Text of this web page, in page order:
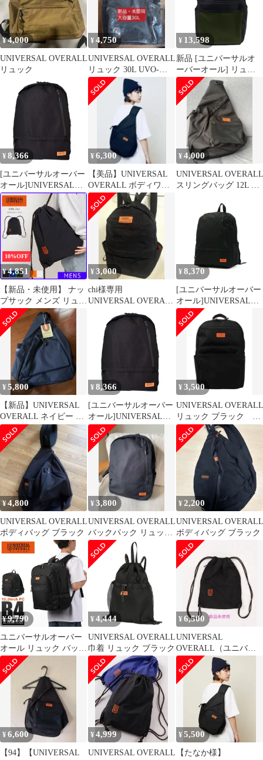
¥4,000
UNIVERSAL OVERALL
リュック
¥4,750
UNIVERSAL OVERALL
リュック 30L UVO-
092B
¥ 13,598
新品 [ユニバーサルオ
ーバーオール] リュッ
ク 30L 大容量・カラビ
ナフック付き UVO-
092B BLACK KHAKI
¥ 8,366
[ユニバーサルオーバー
オール]UNIVERSAL
OVERALL 11ポケット
リュック リュック 15L
VVUVO-003A Black
¥6,300
【美品】UNIVERSAL
OVERALL ボディワラ
バッグ y2k ブラック
¥4,000
UNIVERSAL OVERALL
スリングバッグ 12L ブ
10%OFF
¥4,851
【新品・未使用】 ナッ
プサック メンズ リュッ
ク おしゃれ 高校生 軽
量 ナップザック 通学
きれいめ A4 大人 かわ
いい 巾着 軽量 シンプ
ル 流行り 紐 無地 鞄 ポ
ケット カジュアル 鞄
バッグ ユニバーサルオ
ーバーオール ブラック
黒 UVO-245
¥3,000
chi様専用
UNIVERSAL OVERALL
バックパック ブラック
¥ 8,370
[ユニバーサルオーバー
オール]UNIVERSAL
OVERALL 11ポケット
リュック リュック 15L
VVUVO-003A Black
¥5,800
【新品】UNIVERSAL
OVERALL ネイビー リ
ュック
¥ 8,366
[ユニバーサルオーバー
オール]UNIVERSAL
OVERALL 11ポケット
リュック リュック 15L
VVUVO-003A Black
¥3,500
UNIVERSAL OVERALL
リュック ブラック
30L UVO-093B
¥4,800
UNIVERSAL OVERALL
ボディバッグ ブラック
¥3,800
UNIVERSAL OVERALL
バックパック リュック
黒 ブラック
¥2,200
UNIVERSAL OVERALL
ボディバッグ ブラック
¥9,790
ユニバーサルオーバー
オール リュック バック
パック UNIVERSAL
OVERALL メンズ レデ
ィース デイパック バッ
グ ブランド 大きめ 大
容量 30L A4 B4 UVO-
¥ 4,444
UNIVERSAL OVERALL
巾着 リュック ブラック
¥6,500
UNIVERSAL
OVERALL（ユニバー
サルオーバーオー
ル）』 ナップサック
¥6,600
【94】【UNIVERSAL
¥4,999
UNIVERSAL OVERALL
¥5,500
【たなか様】